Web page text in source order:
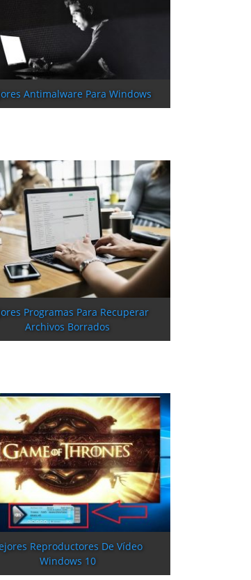
Antimalware Para Windows
Programas Para Recuperar
Archivos Borrados
Reproductores De Vídeo
Windows 10